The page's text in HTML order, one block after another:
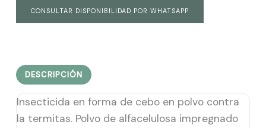
CONSULTAR DISPONIBILIDAD POR WHATSAPP
DESCRIPCIÓN
Insecticida en forma de cebo en polvo contra
la termitas. Polvo de alfacelulosa impregnado